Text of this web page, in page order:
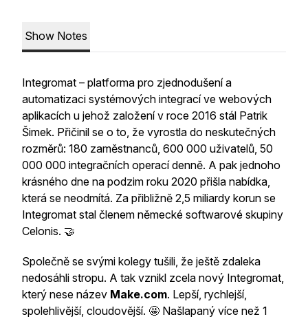
Show Notes
Integromat – platforma pro zjednodušení a
automatizaci systémových integrací ve webových
aplikacích u jehož založení v roce 2016 stál Patrik
Šimek. Přičinil se o to, že vyrostla do neskutečných
rozměrů: 180 zaměstnanců, 600 000 uživatelů, 50
000 000 integračních operací denně. A pak jednoho
krásného dne na podzim roku 2020 přišla nabídka,
která se neodmítá. Za přibližně 2,5 miliardy korun se
Integromat stal členem německé softwarové skupiny
Celonis. 🤝
Společně se svými kolegy tušili, že ještě zdaleka
nedosáhli stropu. A tak vznikl zcela nový Integromat,
který nese název Make.com. Lepší, rychlejší,
spolehlivější, cloudovější. 🤩 Našlapaný více než 1